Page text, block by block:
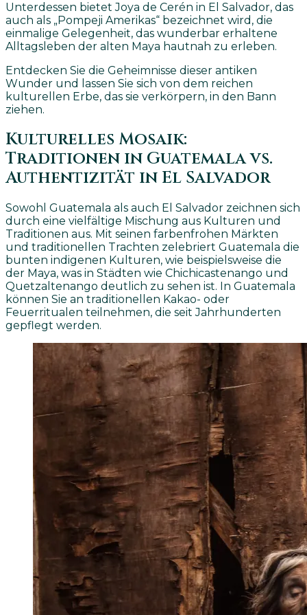
Unterdessen bietet Joya de Cerén in El Salvador, das
auch als „Pompeji Amerikas“ bezeichnet wird, die
einmalige Gelegenheit, das wunderbar erhaltene
Alltagsleben der alten Maya hautnah zu erleben.
Entdecken Sie die Geheimnisse dieser antiken
Wunder und lassen Sie sich von dem reichen
kulturellen Erbe, das sie verkörpern, in den Bann
ziehen.
Kulturelles Mosaik:
Traditionen in Guatemala vs.
Authentizität in El Salvador
Sowohl Guatemala als auch El Salvador zeichnen sich
durch eine vielfältige Mischung aus Kulturen und
Traditionen aus. Mit seinen farbenfrohen Märkten
und traditionellen Trachten zelebriert Guatemala die
bunten indigenen Kulturen, wie beispielsweise die
der Maya, was in Städten wie Chichicastenango und
Quetzaltenango deutlich zu sehen ist. In Guatemala
können Sie an traditionellen Kakao- oder
Feuerritualen teilnehmen, die seit Jahrhunderten
gepflegt werden.